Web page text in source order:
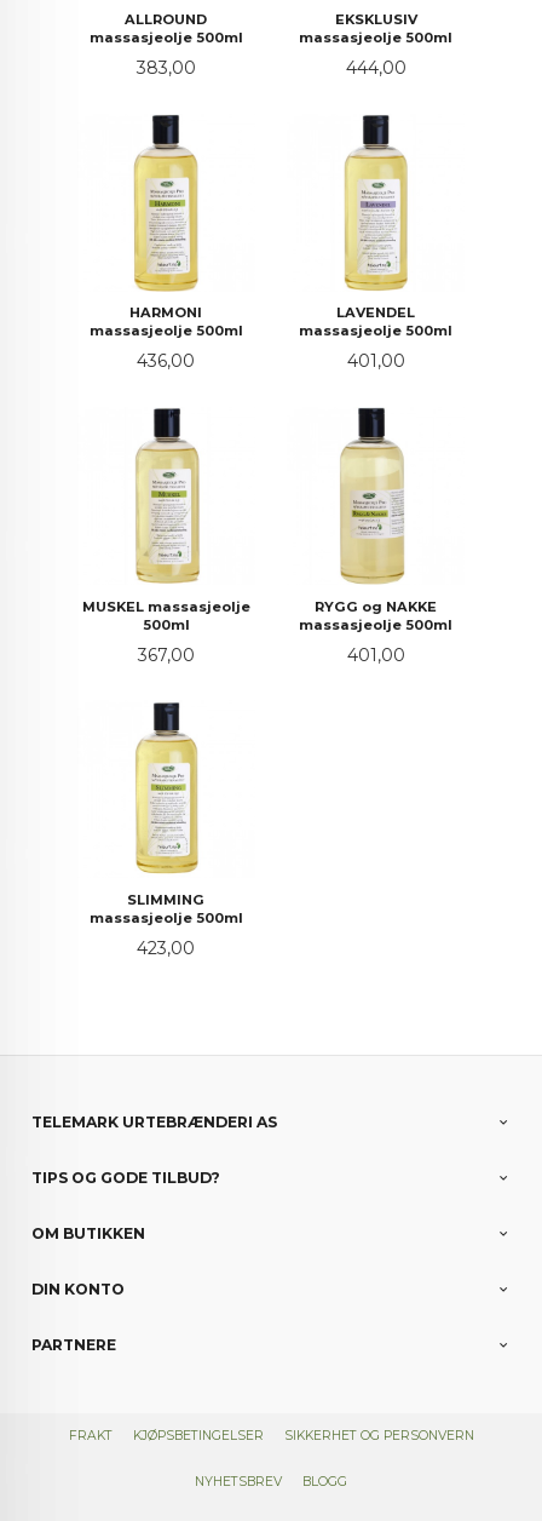
ALLROUND
massasjeolje 500ml
Pris
383,00
EKSKLUSIV
massasjeolje 500ml
Pris
444,00
HARMONI
massasjeolje 500ml
Pris
436,00
LAVENDEL
massasjeolje 500ml
Pris
401,00
MUSKEL massasjeolje
500ml
Pris
367,00
RYGG og NAKKE
massasjeolje 500ml
Pris
401,00
SLIMMING
massasjeolje 500ml
Pris
423,00
TELEMARK URTEBRÆNDERI AS
TIPS OG GODE TILBUD?
OM BUTIKKEN
DIN KONTO
PARTNERE
FRAKT KJØPSBETINGELSER SIKKERHET OG PERSONVERN
NYHETSBREV BLOGG